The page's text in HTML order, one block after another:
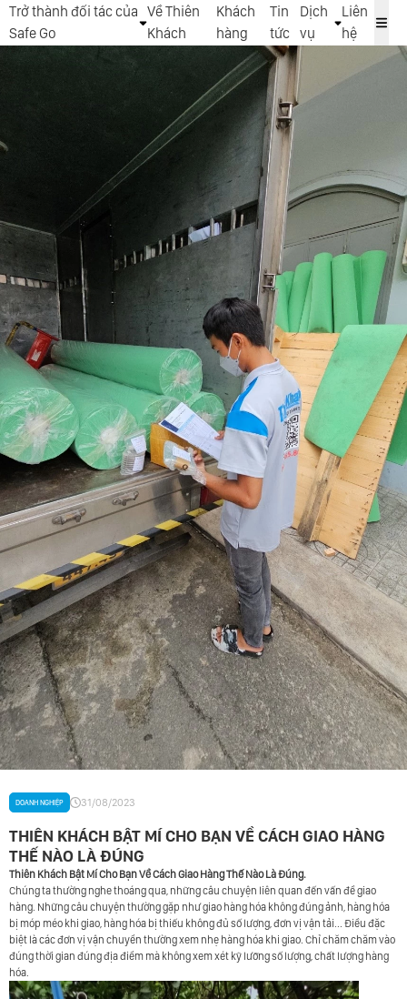
Trở thành đối tác của
Safe Go
Về Thiên
Khách
Khách
hàng
Tin
tức
Dịch
vụ
Liên
hệ
DOANH NGHIỆP 31/08/2023
THIÊN KHÁCH BẬT MÍ CHO BẠN VỀ CÁCH GIAO HÀNG
THẾ NÀO LÀ ĐÚNG
Thiên Khách Bật Mí Cho Bạn Về Cách Giao Hàng Thế Nào Là Đúng.
Chúng ta thường nghe thoáng qua, những câu chuyện liên quan đến vấn đề giao
hàng. Những câu chuyện thường gặp như giao hàng hóa không đúng ảnh, hàng hóa
bị móp méo khi giao, hàng hóa bị thiếu không đủ số lượng, đơn vị vận tải... Điều đặc
biệt là các đơn vị vận chuyển thường xem nhẹ hàng hóa khi giao. Chỉ chăm chăm vào
đúng thời gian đúng địa điểm mà không xem xét kỹ lưỡng số lượng, chất lượng hàng
hóa.